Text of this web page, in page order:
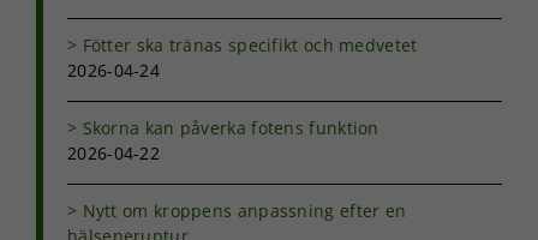
Fötter ska tränas specifikt och medvetet
2026-04-24
Skorna kan påverka fotens funktion
2026-04-22
Nytt om kroppens anpassning efter en
hälseneruptur
att försvinna
hemsidan.
Genom att dela
med dig av dina